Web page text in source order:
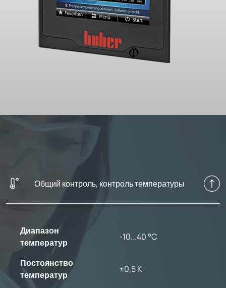
Общий контроль, контроль температуры
Диапазон
температур
-10...40 °C
Постоянство
температур
±0,5 K